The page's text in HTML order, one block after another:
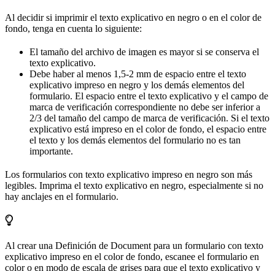
Al decidir si imprimir el texto explicativo en negro o en el color de
fondo, tenga en cuenta lo siguiente:
El tamaño del archivo de imagen es mayor si se conserva el
texto explicativo.
Debe haber al menos 1,5-2 mm de espacio entre el texto
explicativo impreso en negro y los demás elementos del
formulario. El espacio entre el texto explicativo y el campo de
marca de verificación correspondiente no debe ser inferior a
2/3 del tamaño del campo de marca de verificación. Si el texto
explicativo está impreso en el color de fondo, el espacio entre
el texto y los demás elementos del formulario no es tan
importante.
Los formularios con texto explicativo impreso en negro son más
legibles. Imprima el texto explicativo en negro, especialmente si no
hay anclajes en el formulario.
Al crear una Definición de Document para un formulario con texto
explicativo impreso en el color de fondo, escanee el formulario en
color o en modo de escala de grises para que el texto explicativo y